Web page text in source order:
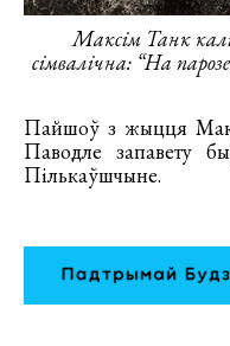
Максім Танк
сімвалічна: “На
Пайшоў з жыцця
Паводле запавету
Пількаўшчыне.